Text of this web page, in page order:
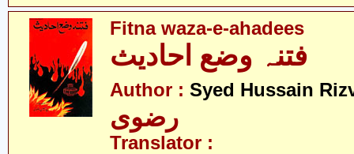
Fitna waza-e-ahadees
فتنہ وضع احادیث
Author : Syed Hussain
رضوی
Translator :